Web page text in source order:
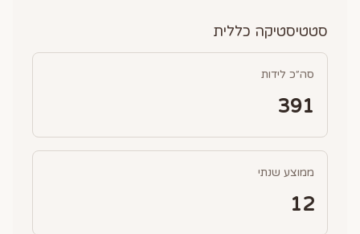
סטטיסטיקה כללית
סה״כ לידות
391
ממוצע שנתי
12